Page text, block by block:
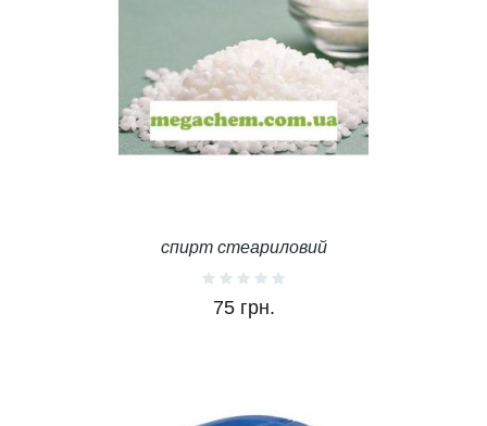
спирт стеариловий
75 грн.